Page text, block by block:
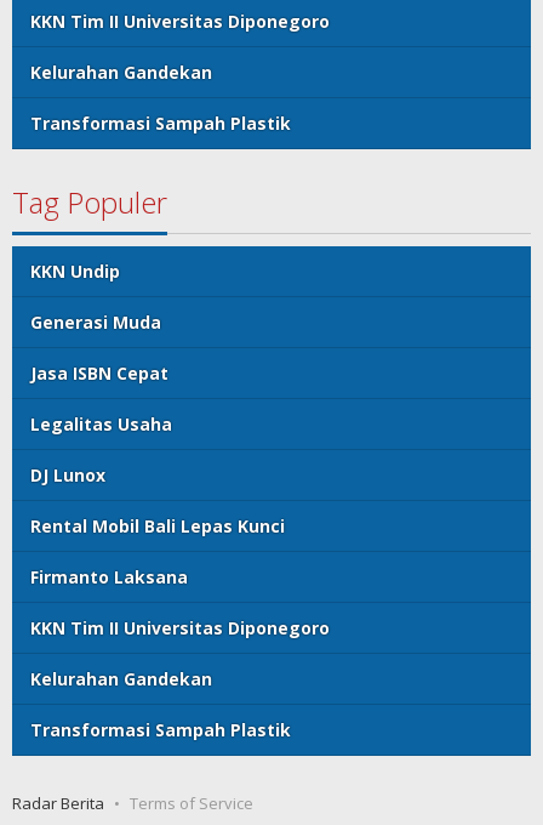
KKN Tim II Universitas Diponegoro
Kelurahan Gandekan
Transformasi Sampah Plastik
Tag Populer
KKN Undip
Generasi Muda
Jasa ISBN Cepat
Legalitas Usaha
DJ Lunox
Rental Mobil Bali Lepas Kunci
Firmanto Laksana
KKN Tim II Universitas Diponegoro
Kelurahan Gandekan
Transformasi Sampah Plastik
Radar Berita Terms of Service